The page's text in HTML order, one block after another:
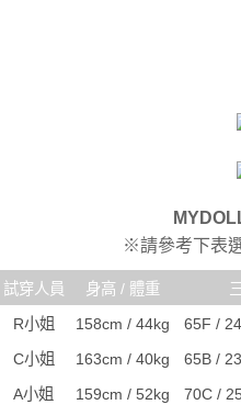
※請參考下表
試穿人員 身高 / 體重
R小姐
158cm / 44kg 65F /
C小姐
163cm / 40kg 65B /
A小姐
159cm / 52kg 70C /